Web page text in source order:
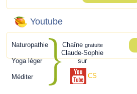
Youtube
Naturopathie
Yoga léger
Méditer
Chaîne gratuite
Claude-Sophie
sur
CS